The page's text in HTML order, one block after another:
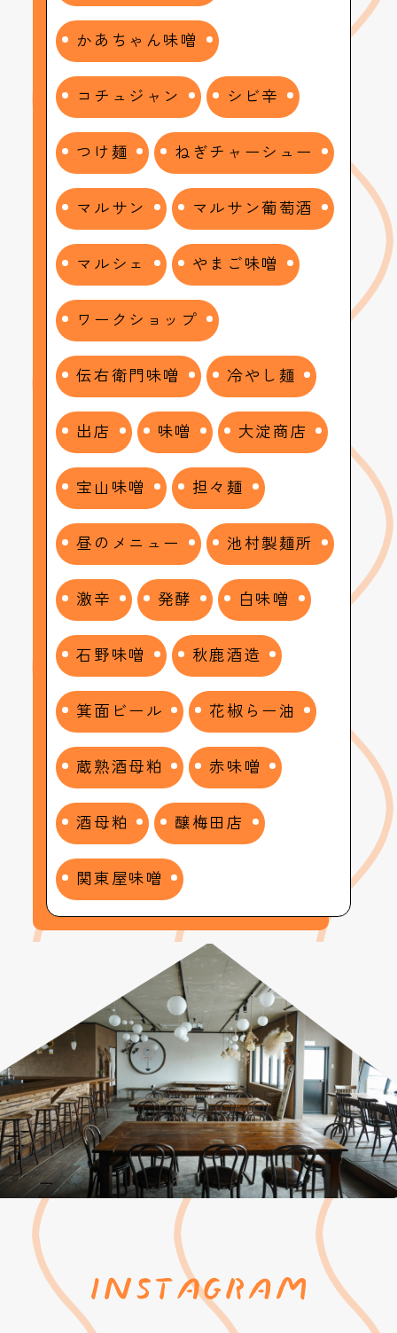
かあちゃん味噌
コチュジャン シビ辛
つけ麺 ねぎチャーシュー
マルサン マルサン葡萄酒
マルシェ やまご味噌
ワークショップ
伝右衛門味噌 冷やし麺
出店 味噌 大淀商店
宝山味噌 担々麺
昼のメニュー 池村製麺所
激辛 発酵 白味噌
石野味噌 秋鹿酒造
箕面ビール 花椒らー油
蔵熟酒母粕 赤味噌
酒母粕 醸梅田店
関東屋味噌